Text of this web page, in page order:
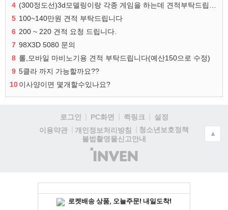
4
5 100~140만원 견적 부탁드립니다
6 200 ~ 220 견적 요청 드립니다.
7 98X3D 5080 문의
8 롤,모바일 마비노기용 견적 부탁드립니다(예산150으로 수정)
9 5클라 까지 가능할까요??
10이사양이면 몇개할수있나요?
로그인 PC화면 퀵링크
설정
이용약관
개인정보처리방침
청소년보호정책
불법촬영물신고안내
(주)
인
▲